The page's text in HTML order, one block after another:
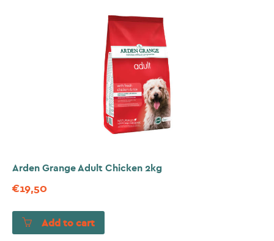
Arden Grange Adult Chicken 2kg
€19,50
Add to cart